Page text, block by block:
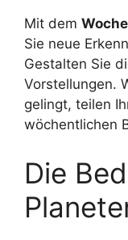
Mit dem
Sie neue
Gestalten Sie
Vorstellungen.
gelingt, teilen
wöchentlichen
Die